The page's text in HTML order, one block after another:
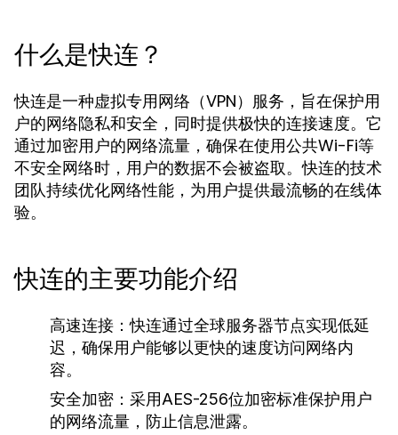
什么是快连？
快连是一种虚拟专用网络（VPN）服务，旨在保护用
户的网络隐私和安全，同时提供极快的连接速度。它
通过加密用户的网络流量，确保在使用公共Wi-Fi等
不安全网络时，用户的数据不会被盗取。快连的技术
团队持续优化网络性能，为用户提供最流畅的在线体
验。
快连的主要功能介绍
高速连接：快连通过全球服务器节点实现低延
迟，确保用户能够以更快的速度访问网络内
容。
安全加密： 采用AES-256位加密标准保护用户
的网络流量，防止信息泄露。